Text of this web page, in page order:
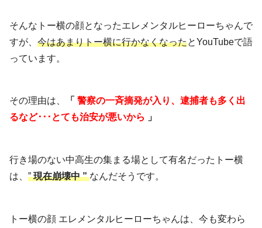
そんなトー横の顔となったエレメンタルヒーローちゃんで
すが、 今はあまりトー横に行かなくなったとYouTubeで語
っています。
その理由は、 「 警察の一斉摘発が入り、逮捕者も多く出
るなど･･･とても治安が悪いから
」
行き場のない中高生の集まる場として有名だったトー横
は、 ”現在崩壊中”なんだそうです。
トー横の顔 エレメンタルヒーローちゃんは、今も変わら